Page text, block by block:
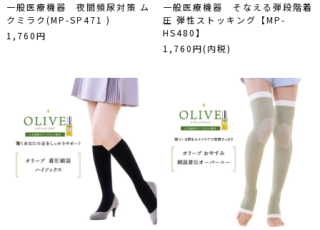
一般医療機器 夜間頻尿対策 ム
クミラク(MP-SP471 )
1,760円
一般医療機器 そなえる弾段階着
圧 弾性ストッキング【MP-
HS480】
1,760円(内税)